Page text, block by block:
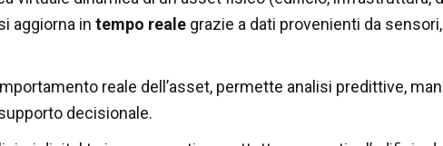
aggiorna in tempo realegrazie a dati provenienti da
reale dell’asset, permette analisi predittive,
decisionale.